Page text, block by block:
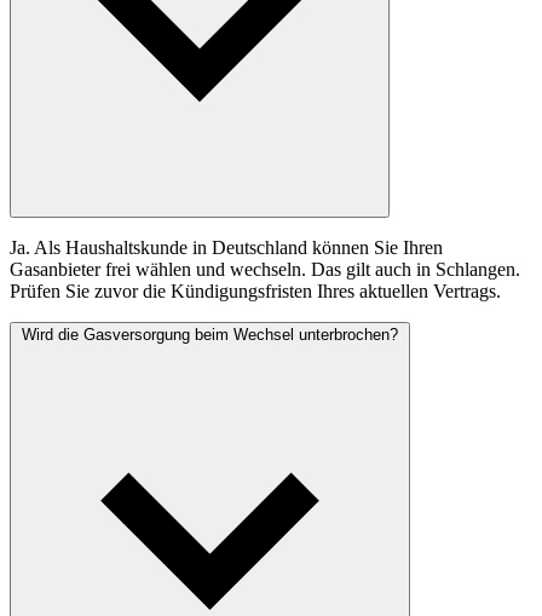
Ja. Als Haushaltskunde in Deutschland können Sie Ihren
Gasanbieter frei wählen und wechseln. Das gilt auch in Schlangen.
Prüfen Sie zuvor die Kündigungsfristen Ihres aktuellen Vertrags.
Wird die Gasversorgung beim Wechsel unterbrochen?